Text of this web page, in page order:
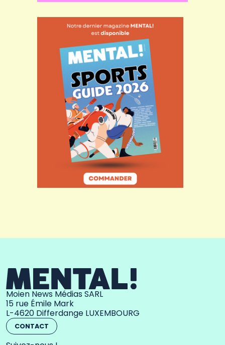
Moien News Médias SARL
15 rue Émile Mark
L-4620 Differdange LUXEMBOURG
CONTACT